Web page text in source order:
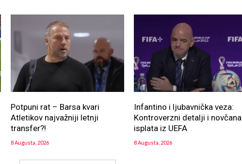
Potpuni rat – Barsa kvari
Atletikov najvažniji letnji
transfer?!
8 Augusta, 2026
Infantino i ljubavnička veza:
Kontroverzni detalji i novčana
isplata iz UEFA
8 Augusta, 2026